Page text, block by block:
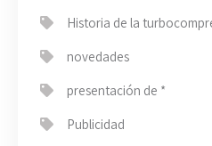
Historia de la
novedades
presentación de *
Publicidad